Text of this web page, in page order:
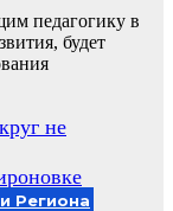
педагогику в
будет
не
Региона